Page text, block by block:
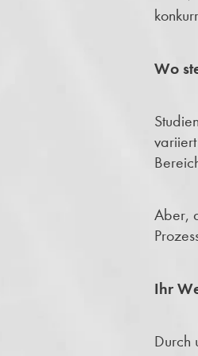
Wo
Aber,
Ihr
Durch